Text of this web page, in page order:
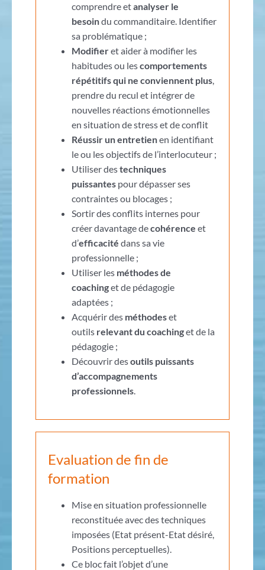
comprendre etanalyser le
besoindu commanditaire. Identifier
sa problématique ;
Modifieret aider à modifier les
habitudes ou lescomportements
répétitifs qui ne conviennent plus,
prendre du recul et intégrer de
nouvelles réactions émotionnelles
en situation de stress et de conflit
Réussir un entretienen identifiant
le ou les objectifs de l’interlocuteur ;
Utiliser destechniques
puissantespour dépasser ses
contraintes ou blocages ;
Sortir des conflits internes pour
créer davantage decohérence et
d’efficacité dans sa vie
professionnelle ;
Utiliser les méthodes de
coachinget de pédagogie
adaptées ;
Acquérir des méthodeset
outils relevant du coachinget de la
pédagogie ;
Découvrir desoutils puissants
d’accompagnements
professionnels.
Evaluation de fin de
formation
Mise en situation professionnelle
reconstituée avec des techniques
imposées (Etat présent-Etat désiré,
Positions perceptuelles).
Ce bloc fait l’objet d’une